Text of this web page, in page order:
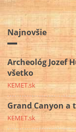
Najnovšie
Archeológ Jozef
všetko
KEMET.sk
Grand Canyon a
KEMET.sk